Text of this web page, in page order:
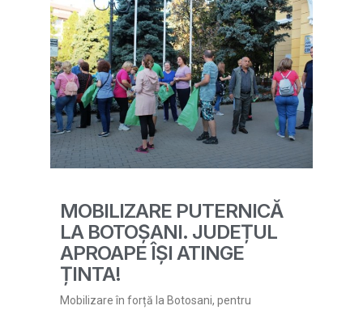
MOBILIZARE PUTERNICĂ
LA BOTOȘANI. JUDEȚUL
APROAPE ÎȘI ATINGE
ȚINTA!
Mobilizare în forță la Botosani, pentru